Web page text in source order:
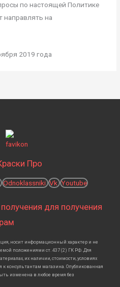
по настоящей Политике
направлять на
2019 года
Про
Odnoklassniki Vk Youtube
для получения
носит информационный характер и не
положениями ст. 437 (2) ГК РФ. Для
их наличии, стоимости, условиях
к консультантам магазина. Опубликованная
изменена в любое время без